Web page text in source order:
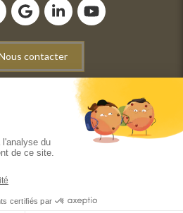
contacter
générales de vente
- Dépannage-Maintenance
informatique. Récupération
données.